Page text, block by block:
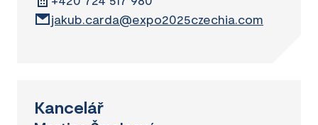
jakub.carda@expo2025czechia.com
Kancelář